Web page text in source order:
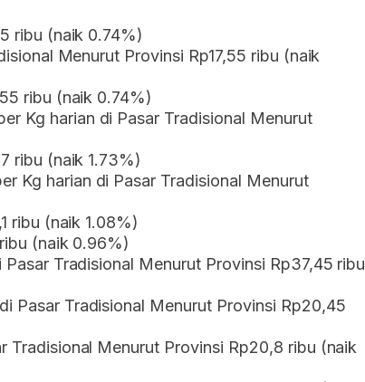
ribu (naik 0.74%)
Menurut Provinsi Rp17,55 ribu (naik
ribu (naik 0.74%)
Kg harian di Pasar Tradisional Menurut
ribu (naik 1.73%)
Kg harian di Pasar Tradisional Menurut
ribu (naik 1.08%)
(naik 0.96%)
Tradisional Menurut Provinsi Rp37,45 ribu
Pasar Tradisional Menurut Provinsi Rp20,45
Tradisional Menurut Provinsi Rp20,8 ribu (naik